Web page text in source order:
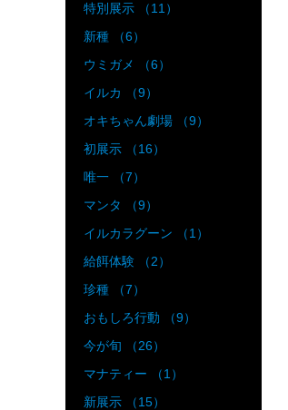
特別展示 （11）
新種 （6）
ウミガメ （6）
イルカ （9）
オキちゃん劇場 （9）
初展示 （16）
唯一 （7）
マンタ （9）
イルカラグーン （1）
給餌体験 （2）
珍種 （7）
おもしろ行動 （9）
今が旬 （26）
マナティー （1）
新展示 （15）